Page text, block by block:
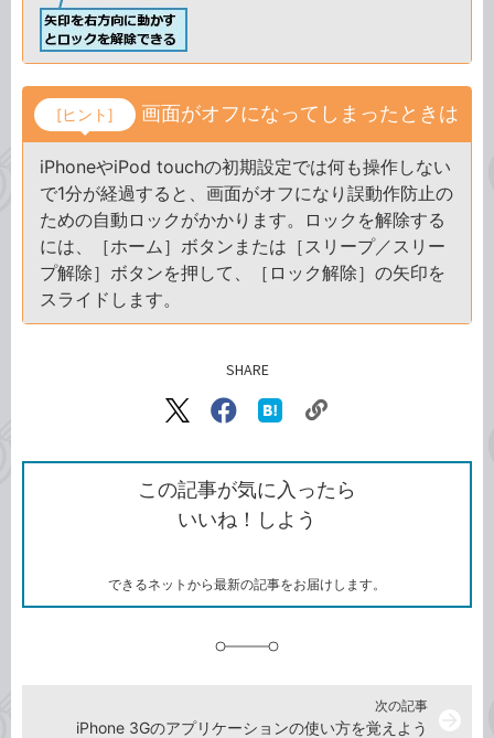
[ヒント] 画面がオフになってしまったときは
iPhoneやiPod touchの初期設定では何も操作しない
で1分が経過すると、画面がオフになり誤動作防止の
ための自動ロックがかかります。ロックを解除する
には、［ホーム］ボタンまたは［スリープ／スリー
プ解除］ボタンを押して、［ロック解除］の矢印を
スライドします。
SHARE
X（旧
で
シ
ェ
ア
Facebook
シ
ェ
ア
な
ブ
ッ
ク
ク
ク
を
コ
この記事が気に入ったら
いいね！しよう
できるネットから最新の記事をお届けします。
次の記事
iPhone 3Gのアプリケーションの使い方を覚えよう